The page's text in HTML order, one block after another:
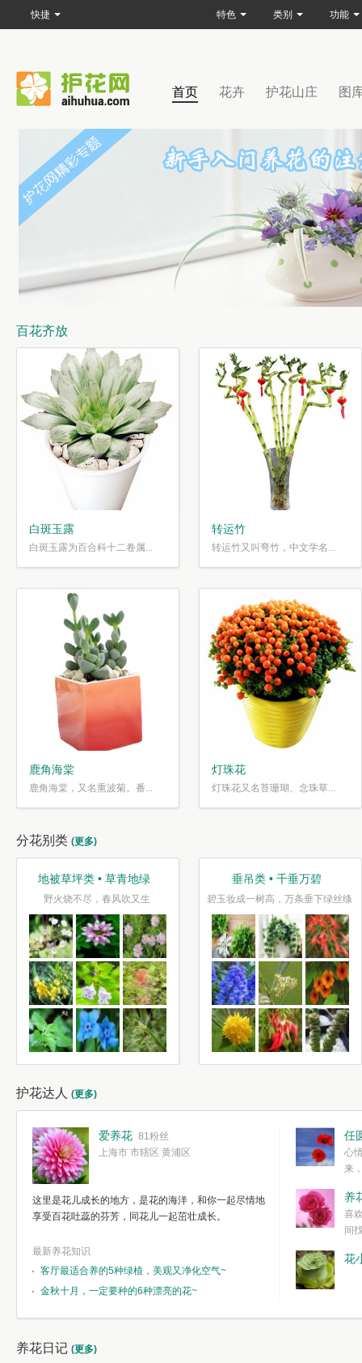
首页 花卉 护花山庄 图
百花齐放
白斑玉露
白斑玉露为百合科十二卷属...
转运竹
转运竹又叫弯竹，中文学名...
鹿角海棠
鹿角海棠，又名熏波菊。番...
灯珠花
灯珠花又名苔珊瑚、念珠草...
分花别类 (更多)
垂吊类 • 千垂万碧
碧玉妆成一树高，万条垂下绿丝绦
芳香类 • 香气袭人
莲花如锦叶如盖，芳香自送摇
护花达人 (更多)
爱养花 81粉丝
上海市 市辖区 黄浦区
这里是花儿成长的地方，是花的海洋，和你一起尽情地
享受百花吐蕊的芬芳，同花儿一起茁壮成长。
最新养花知识
客厅最适合养的5种绿植，美观又净化空气~
金秋十月，一定要种的6种漂亮的花~
任
心
来
简单愉快的心
我们自己复杂
养
喜
间
花
养花日记 (更多)
快捷 特色 类别 功能